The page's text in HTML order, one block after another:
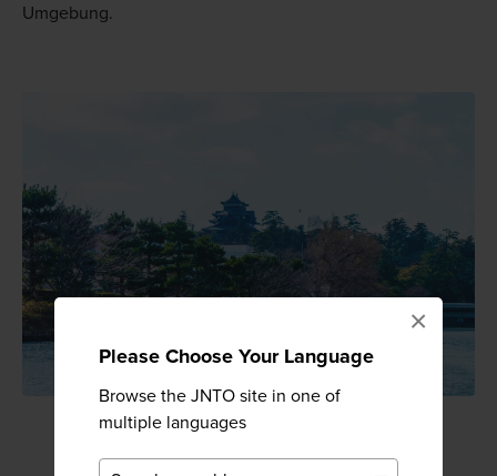
Please Choose Your Language
Browse the JNTO site in one of
multiple languages
×
Umgebung.